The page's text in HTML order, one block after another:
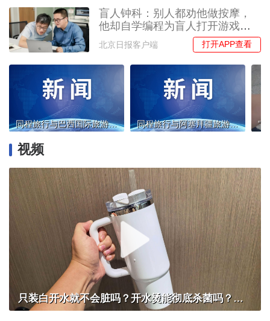
盲人钟科：别人都劝他做按摩，
他却自学编程为盲人打开游戏世
界
北京日报客户端 打开APP查看
同程旅行与巴西国际旅游促进局续签战略合作备忘录 同程旅行与阿塞拜疆旅游局签署战略合作备忘录
视频
只装白开水就不会脏吗？开水烫能彻底杀菌吗？感控专家详解“吸管杯”藏菌真相｜都视频·热观察